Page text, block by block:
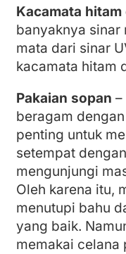
Kacamata
banyaknya sinar
mata dari sinar
kacamata hitam
Pakaian sopan –
beragam
penting untuk
setempat
mengunjungi
Oleh karena itu,
menutupi bahu
yang baik.
memakai celana